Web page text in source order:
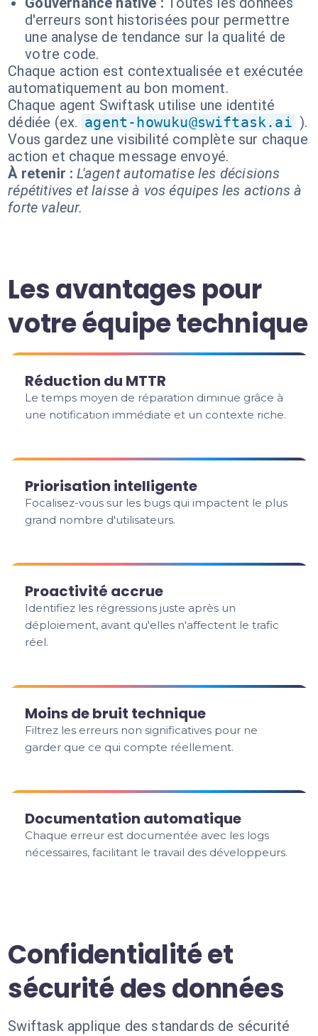
d'erreurs sont historisées pour permettre
une analyse de tendance sur la qualité de
votre code.
Chaque action est contextualisée et exécutée
automatiquement au bon moment.
Chaque agent Swiftask utilise une identité
dédiée (ex. agent-howuku@swiftask.ai ).
Vous gardez une visibilité complète sur chaque
action et chaque message envoyé.
À retenir : L'agent automatise les décisions
répétitives et laisse à vos équipes les actions à
forte valeur.
Les avantages pour
votre équipe technique
Réduction du MTTR
Le temps moyen de réparation diminue grâce à
une notification immédiate et un contexte riche.
Priorisation intelligente
Focalisez-vous sur les bugs qui impactent le plus
grand nombre d'utilisateurs.
Proactivité accrue
Identifiez les régressions juste après un
déploiement, avant qu'elles n'affectent le trafic
réel.
Moins de bruit technique
Filtrez les erreurs non significatives pour ne
garder que ce qui compte réellement.
Documentation automatique
Chaque erreur est documentée avec les logs
nécessaires, facilitant le travail des développeurs.
Confidentialité et
sécurité des données
Swiftask applique des standards de sécurité